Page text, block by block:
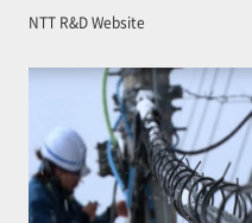
NTT R&D Website